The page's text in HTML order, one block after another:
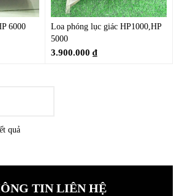
6000
Loa phóng lục giác HP1000,HP
5000
3.900.000 ₫
quả
TIN LIÊN HỆ